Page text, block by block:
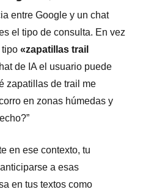
entre Google y un chat
el tipo de consulta. En vez
tipo «zapatillas trail
de IA el usuario puede
zapatillas de trail me
en zonas húmedas y
en ese contexto, tu
a esas
en tus textos como